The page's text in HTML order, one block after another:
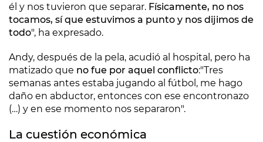
él y nos tuvieron que separar. Físicamente, no nos
tocamos, sí que estuvimos a punto y nos dijimos de
todo", ha expresado.
Andy, después de la pela, acudió al hospital, pero ha
matizado que no fue por aquel conflicto:"Tres
semanas antes estaba jugando al fútbol, me hago
daño en abductor, entonces con ese encontronazo
(…) y en ese momento nos separaron".
La cuestión económica